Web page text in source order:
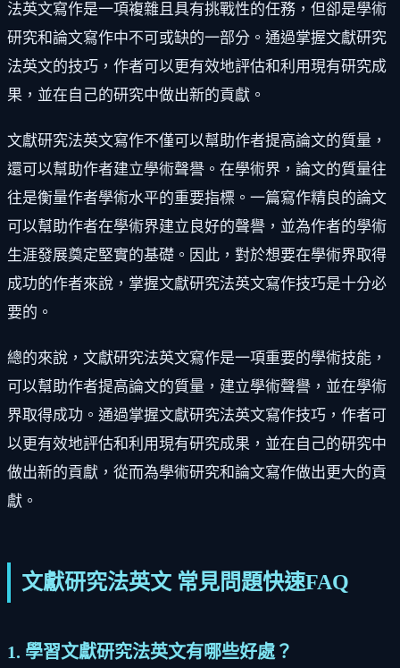
法英文寫作是一項複雜且具有挑戰性的任務，但卻是學術
研究和論文寫作中不可或缺的一部分。通過掌握文獻研究
法英文的技巧，作者可以更有效地評估和利用現有研究成
果，並在自己的研究中做出新的貢獻。
文獻研究法英文寫作不僅可以幫助作者提高論文的質量，
還可以幫助作者建立學術聲譽。在學術界，論文的質量往
往是衡量作者學術水平的重要指標。一篇寫作精良的論文
可以幫助作者在學術界建立良好的聲譽，並為作者的學術
生涯發展奠定堅實的基礎。因此，對於想要在學術界取得
成功的作者來說，掌握文獻研究法英文寫作技巧是十分必
要的。
總的來說，文獻研究法英文寫作是一項重要的學術技能，
可以幫助作者提高論文的質量，建立學術聲譽，並在學術
界取得成功。通過掌握文獻研究法英文寫作技巧，作者可
以更有效地評估和利用現有研究成果，並在自己的研究中
做出新的貢獻，從而為學術研究和論文寫作做出更大的貢
獻。
文獻研究法英文 常見問題快速FAQ
1. 學習文獻研究法英文有哪些好處？